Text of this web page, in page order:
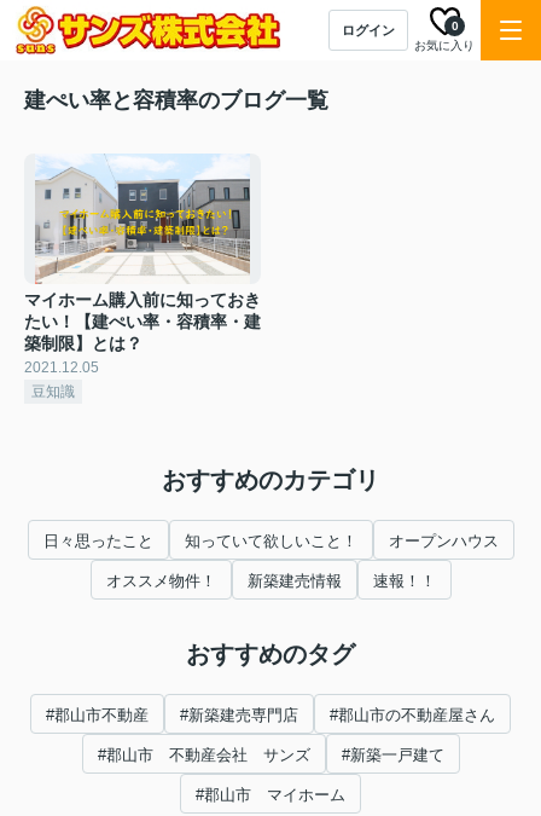
ログイン
お気に入り
0
建ぺい率と容積率のブログ一覧
マイホーム購入前に知っておき
たい！【建ぺい率・容積率・建
築制限】とは？
2021.12.05
豆知識
おすすめのカテゴリ
日々思ったこと 知っていて欲しいこと！ オープンハウス
オススメ物件！ 新築建売情報 速報！！
おすすめのタグ
#郡山市不動産 #新築建売専門店 #郡山市の不動産屋さん
#郡山市 不動産会社 サンズ #新築一戸建て
#郡山市 マイホーム